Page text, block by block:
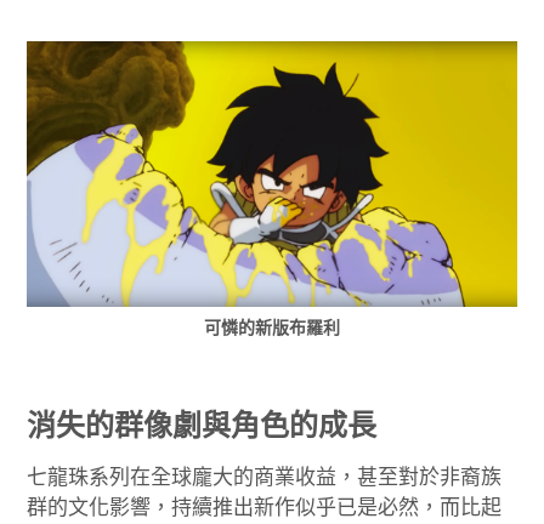
可憐的新版布羅利
消失的群像劇與角色的成長
七龍珠系列在全球龐大的商業收益，甚至對於非裔族
群的文化影響，持續推出新作似乎已是必然，而比起